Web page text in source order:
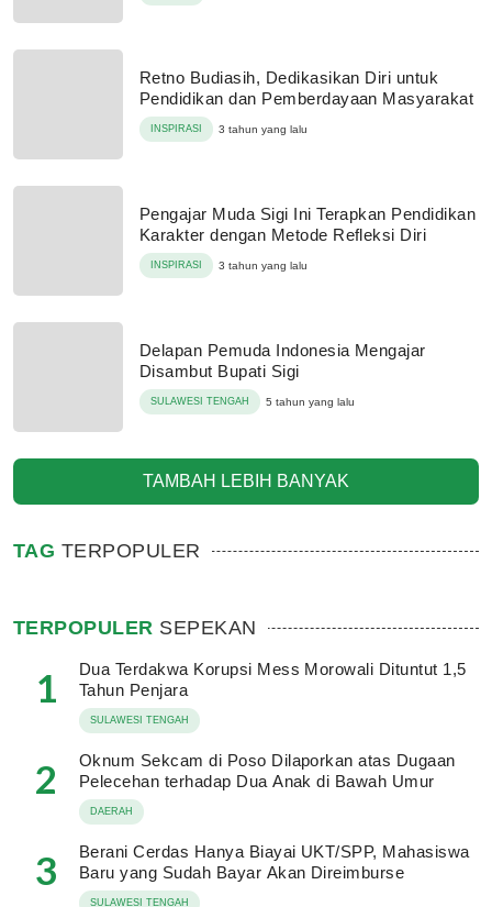
Retno Budiasih, Dedikasikan Diri untuk
Pendidikan dan Pemberdayaan Masyarakat
INSPIRASI 3 tahun yang lalu
Pengajar Muda Sigi Ini Terapkan Pendidikan
Karakter dengan Metode Refleksi Diri
INSPIRASI 3 tahun yang lalu
Delapan Pemuda Indonesia Mengajar
Disambut Bupati Sigi
SULAWESI TENGAH 5 tahun yang lalu
TAMBAH LEBIH BANYAK
TAG TERPOPULER
TERPOPULER SEPEKAN
1
Dua Terdakwa Korupsi Mess Morowali Dituntut 1,5
Tahun Penjara
SULAWESI TENGAH
2
Oknum Sekcam di Poso Dilaporkan atas Dugaan
Pelecehan terhadap Dua Anak di Bawah Umur
DAERAH
3
Berani Cerdas Hanya Biayai UKT/SPP, Mahasiswa
Baru yang Sudah Bayar Akan Direimburse
SULAWESI TENGAH